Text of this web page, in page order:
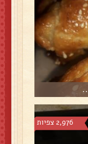
2,976 צפיות